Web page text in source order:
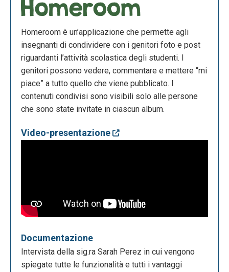
Homeroom è un’applicazione che permette agli
insegnanti di condividere con i genitori foto e post
riguardanti l’attività scolastica degli studenti. I
genitori possono vedere, commentare e mettere “mi
piace” a tutto quello che viene pubblicato. I
contenuti condivisi sono visibili solo alle persone
che sono state invitate in ciascun album.
Video-presentazione
Documentazione
Intervista della sig.ra Sarah Perez in cui vengono
spiegate tutte le funzionalità e tutti i vantaggi